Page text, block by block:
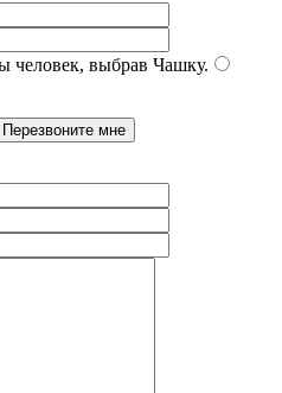
человек, выбрав Чашку.